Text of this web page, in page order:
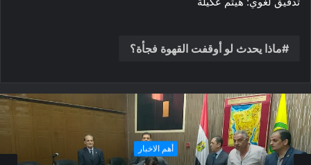
ماذا يحدث لو أوقفت القهوة فجأة؟
المزيد